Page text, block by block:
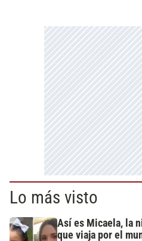
Lo más visto
Así es Micaela, la
que viaja por el